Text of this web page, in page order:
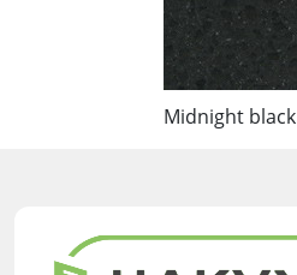
Midnight black